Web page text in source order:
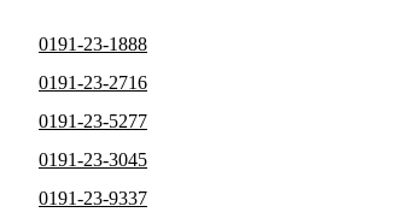
0191-23-1888
0191-23-2716
0191-23-5277
0191-23-3045
0191-23-9337